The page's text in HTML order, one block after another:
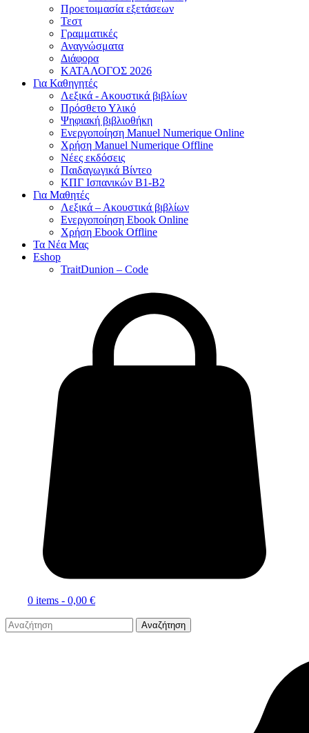
Προετοιμασία εξετάσεων
Τεστ
Γραμματικές
Αναγνώσματα
Διάφορα
ΚΑΤΑΛΟΓΟΣ 2026
Για Καθηγητές
Λεξικά - Ακουστικά βιβλίων
Πρόσθετο Υλικό
Ψηφιακή βιβλιοθήκη
Ενεργοποίηση Manuel Numerique Online
Χρήση Manuel Numerique Offline
Νέες εκδόσεις
Παιδαγωγικά Βίντεο
ΚΠΓ Ισπανικών B1-B2
Για Μαθητές
Λεξικά – Ακουστικά βιβλίων
Ενεργοποίηση Ebook Online
Χρήση Ebook Offline
Τα Νέα Μας
Eshop
TraitDunion – Code
0 items - 0,00 €
Αναζήτηση